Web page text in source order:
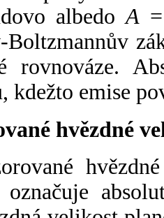
albedoA
Boltzmannův
rovnováze.
kdežto emise
hvězdné